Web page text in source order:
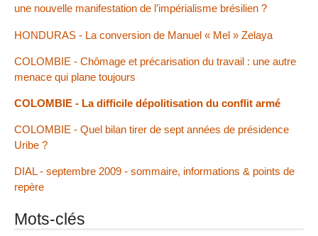
une nouvelle manifestation de l’impérialisme brésilien ?
HONDURAS - La conversion de Manuel « Mel » Zelaya
COLOMBIE - Chômage et précarisation du travail : une autre
menace qui plane toujours
COLOMBIE - La difficile dépolitisation du conflit armé
COLOMBIE - Quel bilan tirer de sept années de présidence
Uribe ?
DIAL - septembre 2009 - sommaire, informations & points de
repère
Mots-clés